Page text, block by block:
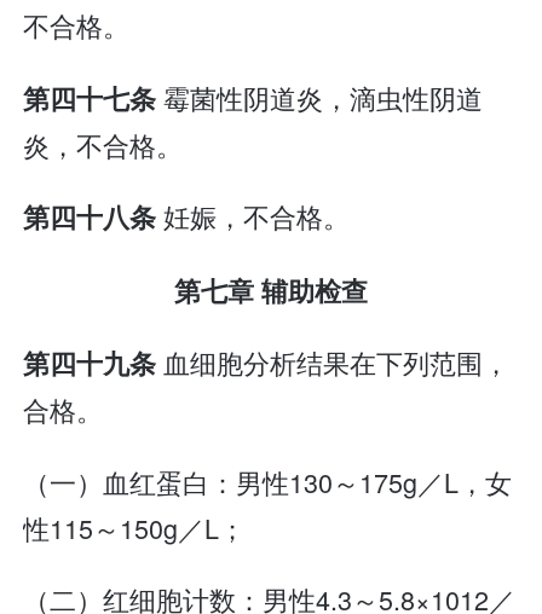
不合格。
第四十七条霉菌性阴道炎，滴虫性阴道
炎，不合格。
第四十八条妊娠，不合格。
第七章 辅助检查
第四十九条血细胞分析结果在下列范围，
合格。
（一）血红蛋白：男性130～175g／L，女
性115～150g／L；
（二）红细胞计数：男性4.3～5.8×1012／